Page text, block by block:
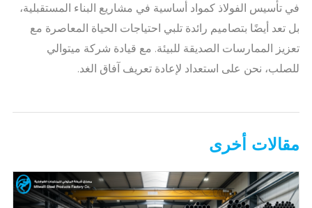
في تأسيس الفولاذ كمواد أساسية في مشاريع البناء المستقبلية،
بل تعد أيضًا بتصاميم رائدة تلبي احتياجات الحياة المعاصرة مع
تعزيز الممارسات الصديقة للبيئة. مع قيادة شركة ميتوالي
للصلب، نحن على استعداد لإعادة تعريف آفاق الغد.
مقالات أخرى